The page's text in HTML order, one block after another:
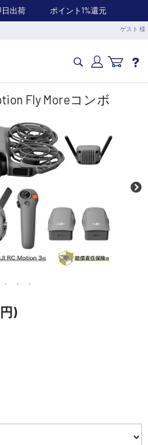
日出荷 ポイント1%還元
ゲスト 様
業務用ドローン・業務関連製品
クーター
ナー
配信!
Fly Moreコンボ
)